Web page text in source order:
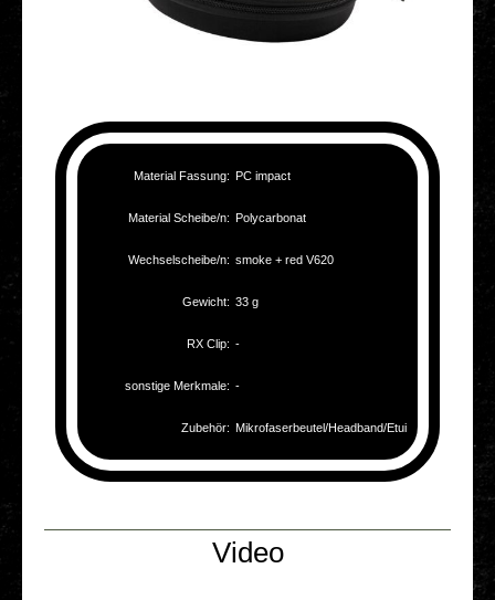
Mate­ri­al Fassung: PC impact
Mate­ri­al Scheibe/n: Poly­car­bo­nat
Wechselscheibe/n: smoke + red V620
Gewicht: 33 g
RX Clip: -
sons­ti­ge Merk­ma­le: -
Zubehör: Mikrofaserbeutel/Headband/Etui
Video